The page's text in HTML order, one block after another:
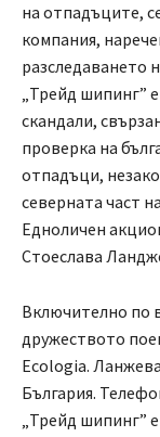
на отпадъците,
компания,
разследаването
„Трейд шипинг”
скандали,
проверка на
отпадъци,
северната част
Едноличен
Стоеслава
Включително по
дружеството
Ecologia.
България.
„Трейд шипинг”